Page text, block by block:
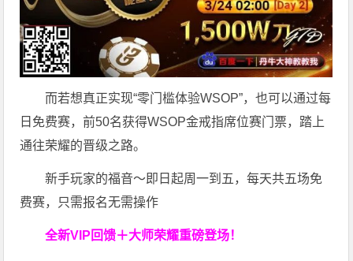
而若想真正实现“零门槛体验WSOP”，也可以通过每
日免费赛，前50名获得WSOP金戒指席位赛门票，踏上
通往荣耀的晋级之路。
新手玩家的福音～即日起周一到五，每天共五场免
费赛，只需报名无需操作
全新VIP回馈＋大师荣耀重磅登场！